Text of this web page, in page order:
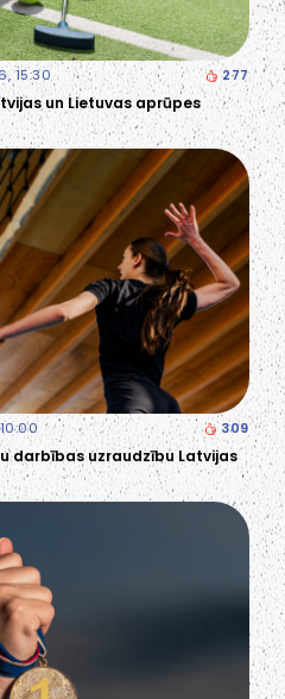
15:30 277
un Lietuvas aprūpes
309
darbības uzraudzību Latvijas